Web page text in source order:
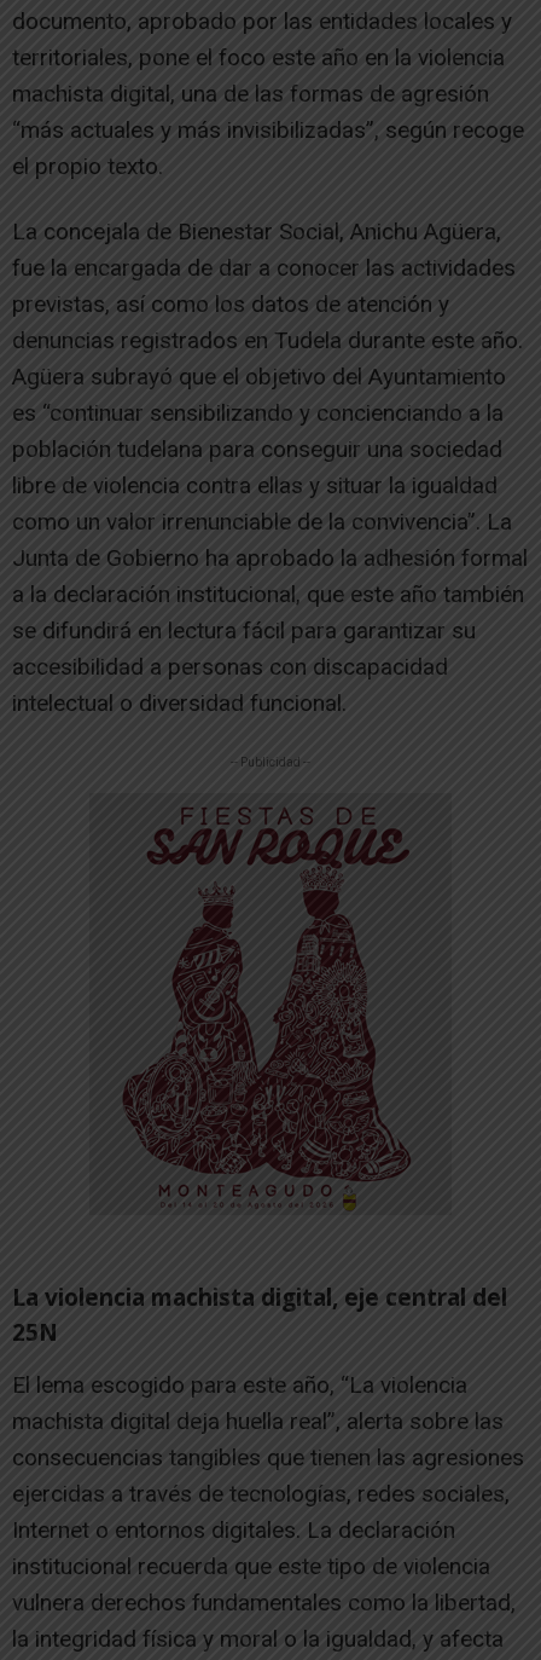
documento, aprobado por las entidades locales y
territoriales, pone el foco este año en la violencia
machista digital, una de las formas de agresión
“más actuales y más invisibilizadas”, según recoge
el propio texto.
La concejala de Bienestar Social, Anichu Agüera,
fue la encargada de dar a conocer las actividades
previstas, así como los datos de atención y
denuncias registrados en Tudela durante este año.
Agüera subrayó que el objetivo del Ayuntamiento
es “continuar sensibilizando y concienciando a la
población tudelana para conseguir una sociedad
libre de violencia contra ellas y situar la igualdad
como un valor irrenunciable de la convivencia”. La
Junta de Gobierno ha aprobado la adhesión formal
a la declaración institucional, que este año también
se difundirá en lectura fácil para garantizar su
accesibilidad a personas con discapacidad
intelectual o diversidad funcional.
-- Publicidad --
La violencia machista digital, eje central del
25N
El lema escogido para este año, “La violencia
machista digital deja huella real”, alerta sobre las
consecuencias tangibles que tienen las agresiones
ejercidas a través de tecnologías, redes sociales,
Internet o entornos digitales. La declaración
institucional recuerda que este tipo de violencia
vulnera derechos fundamentales como la libertad,
la integridad física y moral o la igualdad, y afecta